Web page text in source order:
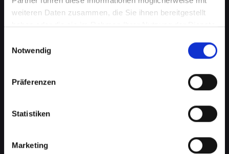
weiteren Daten zusammen, die Sie ihnen bereitgestellt
haben oder die sie im Rahmen Ihrer Nutzung der Dienste
Notwendig
Präferenzen
Statistiken
Marketing
Softwareprobleme auf Ihrem
IPHONE-12-PRO in Absam?
Professionelle Hilfe wartet
Softwareprobleme können eine Vielzahl von
Formen annehmen, von lästigen Fehlfunktionen
bis hin zu schwerwiegenden
Betriebssystemfehlern. Diese können Ihre
Produktivität beeinträchtigen, den Zugriff auf
wichtige Daten verhindern und sogar die